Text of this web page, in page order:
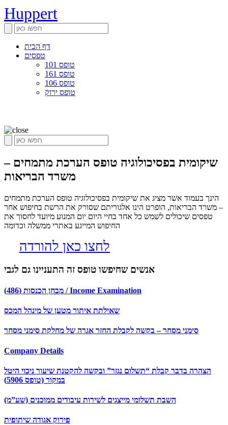
Huppert
דף הבית
טפסים
טופס 101
טופס 161
טופס 106
טופס ירוק
שיקומית בפסיכולוגיה טופס הערכת מתמחים –
משרד הבריאות
הינך בעמוד אשר מציג את שיקומית בפסיכולוגיה טופס הערכת מתמחים
– משרד הבריאות, הופרט הינו אלגוריתם שסורק את הרשת בחיפוש אחר
טפסים שיכולים לשמש כל אחד בחיי היום יום המנוע מיועד לחסוך את
החיפוש המייגע באתרי ממשלה וכדומה
לחצו כאן להורדה
אנשים שחיפשו טופס זה התעניינו גם לגבי
מבחן הכנסות (486) / Income Examination
שאילתת איתור מטען של מינהל המכס
סימני מסחר – בקשה לקבלת החזר אגרה של מחלקת סימני מסחר
Company Details
הצהרה בדבר קבלת “תשלום נגזר” ובקשה להקטנת שיעור ניכוי היטל
במקור (טופס 5906)
השבת תשלומי מייצגים לשירות עיבודים ממוכנים (שע”מ)
פירוק אגודה שיתופית